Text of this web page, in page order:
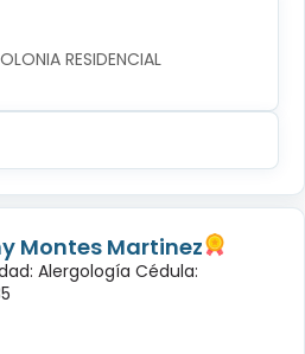
RESIDENCIAL
Montes Martinez
Alergología Cédula: